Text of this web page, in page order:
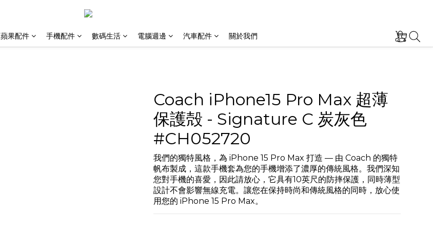
蘋果配件 手機配件 數碼生活 電腦週邊 汽車配件 關於我們
Coach iPhone15 Pro Max 超薄
保護殻 - Signature C 炭灰色
#CH052720
我們的獨特風格，為 iPhone 15 Pro Max 打造 — 由 Coach 的獨特
帆布製成，這款手機套為您的手機增添了濃厚的傳統風格。我們深知
您對手機的喜愛，因此請放心，它具有10英尺的防摔保護，同時薄型
設計不會影響無線充電。讓您在保持時尚和傳統風格的同時，放心使
用您的 iPhone 15 Pro Max。